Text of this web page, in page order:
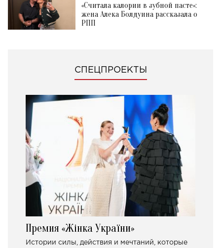
«Считала калории в зубной пасте»:
жена Алека Болдуина рассказала о
РПП
СПЕЦПРОЕКТЫ
Премия «Жінка України»
Истории силы, действия и мечтаний, которые